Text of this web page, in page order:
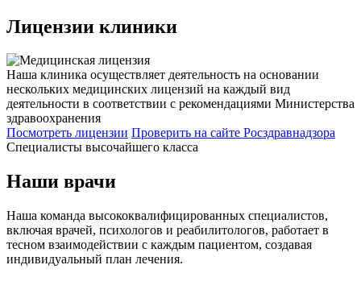
Лицензии клиники
Наша клиника осуществляет деятельность на основании
нескольких медицинских лицензий на каждый вид
деятельности в соответствии с рекомендациями Министерства
здравоохранения
Посмотреть лицензии Проверить на сайте Росздравнадзора
Специалисты высочайшего класса
Наши врачи
Наша команда высококвалифицированных специалистов,
включая врачей, психологов и реабилитологов, работает в
тесном взаимодействии с каждым пациентом, создавая
индивидуальный план лечения.